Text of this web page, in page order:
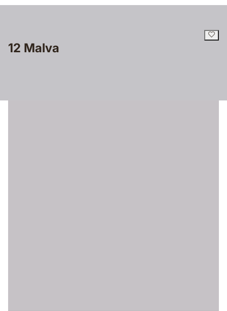
12 Malva